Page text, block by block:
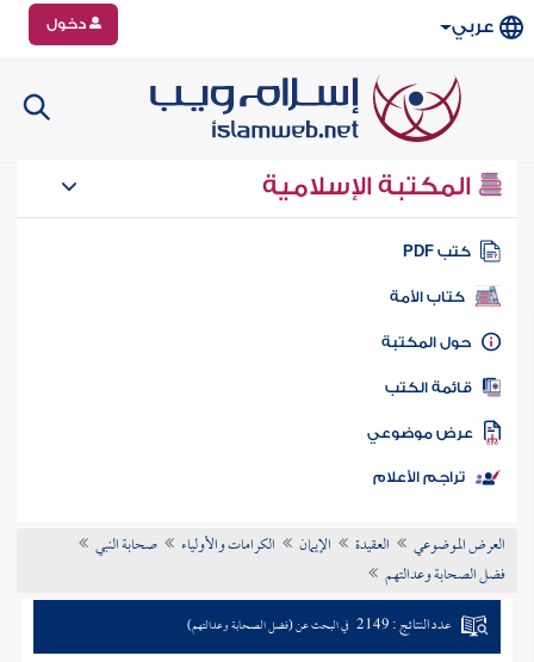
عربي دخول
المكتبة الإسلامية
كتب PDF
كتاب الأمة
المكتبة
الكتب
موضوعي
تراجم الأعلام
العرض الموضوعي العقيدة الإيمان الكرامات والأولياء
صحابة النبي
فضل الصحابة وعدالتهم
عدد النتائج : 2149 في البحث عن (فضل الصحابة وعدالتهم)